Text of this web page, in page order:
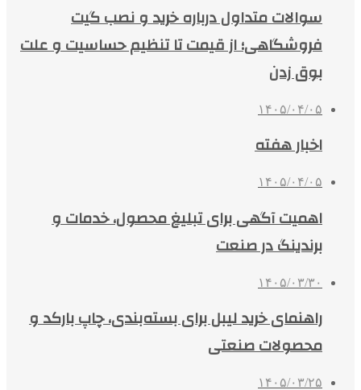
سوالات متداول درباره خرید و نصب گیت
فروشگاهی؛ از قیمت تا تنظیم حساسیت و علت
بوق زدن
۱۴۰۵/۰۴/۰۵
اخبار هفته
۱۴۰۵/۰۴/۰۵
اهمیت آگهی برای تبلیغ محصول، خدمات و
برندینگ در صنعت
۱۴۰۵/۰۳/۳۰
راهنمای خرید لیبل برای بسته‌بندی، چاپ بارکد و
محصولات صنعتی
۱۴۰۵/۰۳/۲۵